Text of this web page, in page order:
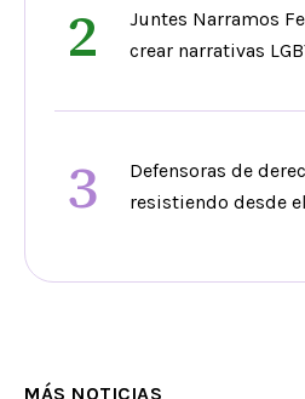
2
Juntes Narramos
crear narrativas
3
Defensoras de
resistiendo desde
MÁS NOTICIAS